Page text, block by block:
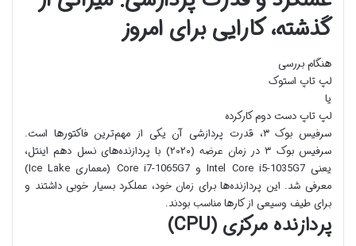
گذشته، کارایی برای امروز
هنگام بررسی
لپ تاپ استوک
یا
لپ تاپ دست دوم کارکرده
سرفیس بوک ۳، قدرت پردازشی آن یکی از مهم‌ترین فاکتورها است.
سرفیس بوک ۳ در زمان عرضه (۲۰۲۰) با پردازنده‌های نسل دهم اینتل،
یعنی Intel Core i5-1035G7 و Core i7-1065G7 (معماری Ice Lake)
معرفی شد. این پردازنده‌ها برای زمان خود، عملکرد بسیار خوبی داشتند و
برای طیف وسیعی از کارها مناسب بودند.
پردازنده مرکزی (CPU)